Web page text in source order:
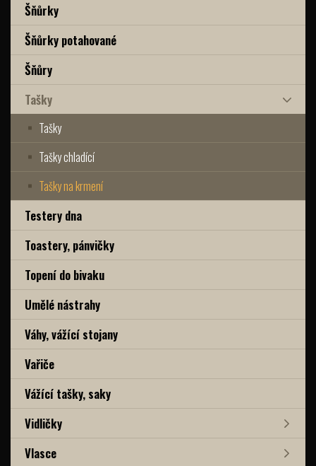
Šňůrky
Šňůrky potahované
Šňůry
Tašky
Tašky
Tašky chladící
Tašky na krmení
Testery dna
Toastery, pánvičky
Topení do bivaku
Umělé nástrahy
Váhy, vážící stojany
Vařiče
Vážící tašky, saky
Vidličky
Vlasce